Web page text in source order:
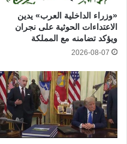
«وزراء الداخلية العرب» يدين
الاعتداءات الحوثية على نجران
ويؤكد تضامنه مع المملكة
2026-08-07